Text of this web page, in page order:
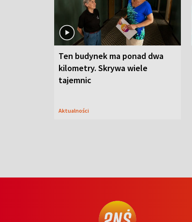
Ten budynek ma ponad dwa
kilometry. Skrywa wiele
tajemnic
Aktualności